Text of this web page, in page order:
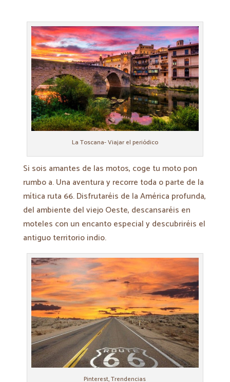
La Toscana- Viajar el periódico
Si sois amantes de las motos, coge tu moto pon
rumbo a. Una aventura y recorre toda o parte de la
mítica ruta 66. Disfrutaréis de la América profunda,
del ambiente del viejo Oeste, descansaréis en
moteles con un encanto especial y descubriréis el
antiguo territorio indio.
Pinterest, Trendencias